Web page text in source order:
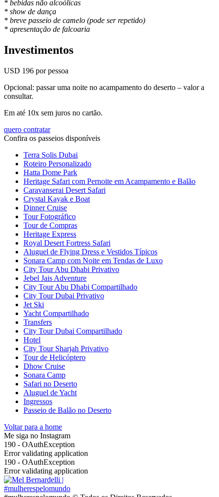
* bebidas não alcoólicas
* show de dança
* breve passeio de camelo (pode ser repetido)
* apresentação de falcoaria
Investimentos
USD 196 por pessoa
Opcional: passar uma noite no acampamento do deserto – valor a
consultar.
Em até 10x sem juros no cartão.
quero contratar
Confira os passeios disponíveis
Terra Solis Dubai
Roteiro Personalizado
Hatta Dome Park
Heritage Safari com Pernoite em Acampamento e Balão
Caravanserai Desert Safari
Crystal Kayak e Boat
Dinner Cruise
Tour Fotográfico
Tour de Compras
Heritage Express
Royal Desert Fortress Safari
Aluguel de Flying Dress e Vestidos Típicos
Sonara Camp com Noite em Tendas de Luxo
City Tour Abu Dhabi Privativo
Jebel Jais Adventure
City Tour Abu Dhabi Compartilhado
City Tour Dubai Privativo
Jet Ski
Yacht Compartilhado
Transfers
City Tour Dubai Compartilhado
Hotel
City Tour Sharjah Privativo
Tour de Helicóptero
Dhow Cruise
Sonara Camp
Safari no Deserto
Aluguel de Yacht
Ingressos
Passeio de Balão no Deserto
Voltar para a home
Me siga no Instagram
190 - OAuthException
Error validating application
190 - OAuthException
Error validating application